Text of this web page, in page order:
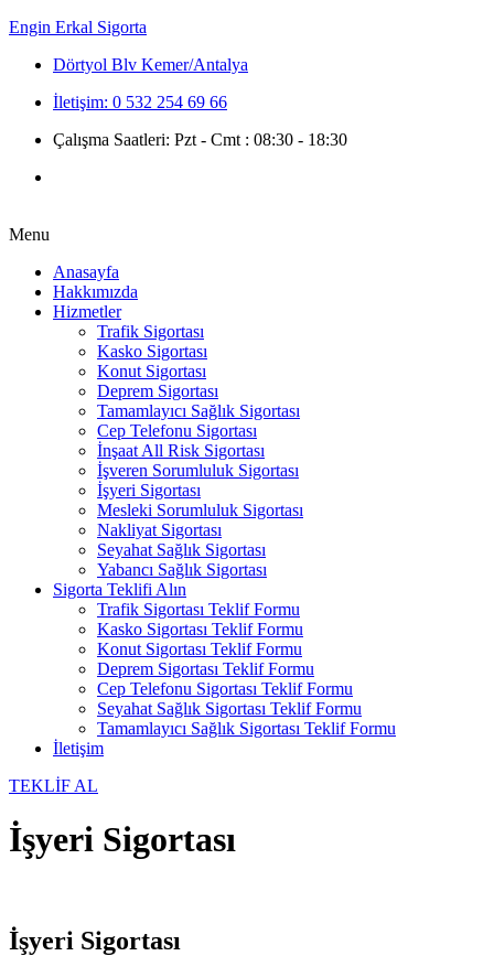
Engin Erkal Sigorta
Dörtyol Blv Kemer/Antalya
İletişim: 0 532 254 69 66
Çalışma Saatleri: Pzt - Cmt : 08:30 - 18:30
Menu
Anasayfa
Hakkımızda
Hizmetler
Trafik Sigortası
Kasko Sigortası
Konut Sigortası
Deprem Sigortası
Tamamlayıcı Sağlık Sigortası
Cep Telefonu Sigortası
İnşaat All Risk Sigortası
İşveren Sorumluluk Sigortası
İşyeri Sigortası
Mesleki Sorumluluk Sigortası
Nakliyat Sigortası
Seyahat Sağlık Sigortası
Yabancı Sağlık Sigortası
Sigorta Teklifi Alın
Trafik Sigortası Teklif Formu
Kasko Sigortası Teklif Formu
Konut Sigortası Teklif Formu
Deprem Sigortası Teklif Formu
Cep Telefonu Sigortası Teklif Formu
Seyahat Sağlık Sigortası Teklif Formu
Tamamlayıcı Sağlık Sigortası Teklif Formu
İletişim
TEKLİF AL
İşyeri Sigortası
İşyeri Sigortası